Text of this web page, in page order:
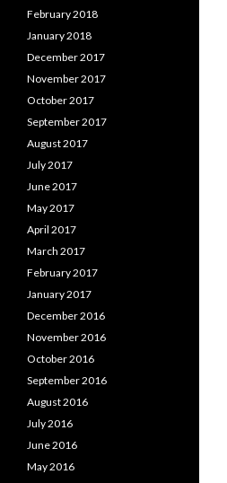
February 2018
January 2018
December 2017
November 2017
October 2017
September 2017
August 2017
July 2017
June 2017
May 2017
April 2017
March 2017
February 2017
January 2017
December 2016
November 2016
October 2016
September 2016
August 2016
July 2016
June 2016
May 2016